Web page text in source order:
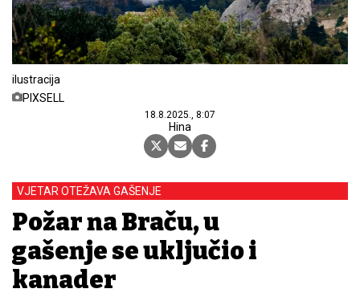
ilustracija
PIXSELL
18.8.2025., 8:07
Hina
VJETAR OTEŽAVA GAŠENJE
Požar na Braču, u
gašenje se uključio i
kanader